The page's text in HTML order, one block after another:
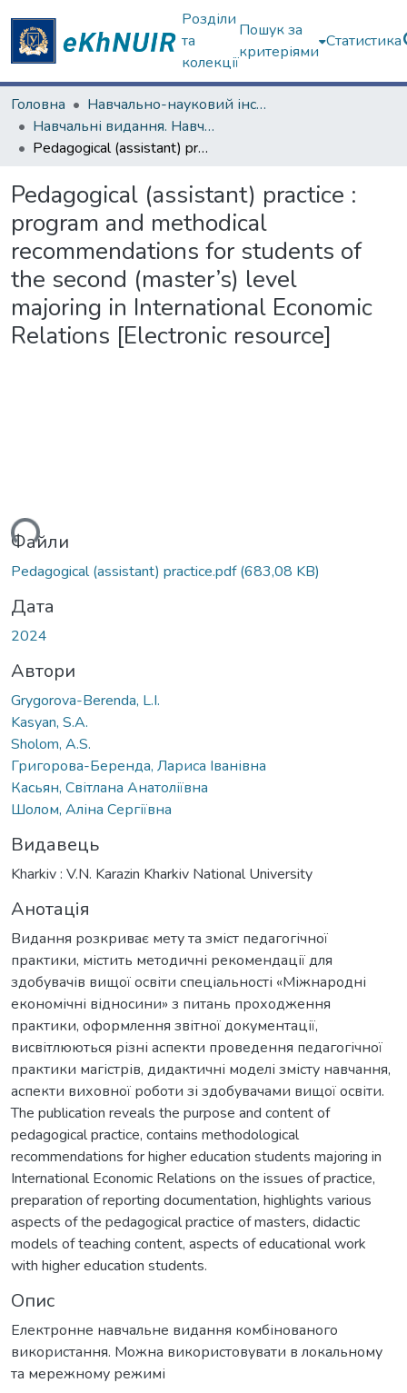
Розділи
та
колекції
Пошук за
критеріями
Статистика
Головна
Навчально-науковий інститут "Каразінський інститут міжнародних відносин та туристичного бізнесу"
Навчальні видання. Навчально-науковий інститут "Каразінський інститут міжнародних відносин та туристичного бізнесу"
Pedagogical (assistant) practice : program and methodical recommendations for students of the second (master’s) level majoring in International Economic Relations [Electronic resource]
Pedagogical (assistant) practice :
program and methodical
recommendations for students of
the second (master’s) level
majoring in International Economic
Relations [Electronic resource]
Файли
Pedagogical (assistant) practice.pdf(683,08 KB)
Дата
2024
Автори
Grygorova-Berenda, L.I.
Kasyan, S.A.
Sholom, A.S.
Григорова-Беренда, Лариса Іванівна
Касьян, Світлана Анатоліївна
Шолом, Аліна Сергіївна
Видавець
Kharkiv : V.N. Karazin Kharkiv National University
Анотація
Видання розкриває мету та зміст педагогічної
практики, містить методичні рекомендації для
здобувачів вищої освіти спеціальності «Міжнародні
економічні відносини» з питань проходження
практики, оформлення звітної документації,
висвітлюються різні аспекти проведення педагогічної
практики магістрів, дидактичні моделі змісту навчання,
аспекти виховної роботи зі здобувачами вищої освіти.
The publication reveals the purpose and content of
pedagogical practice, contains methodological
recommendations for higher education students majoring in
International Economic Relations on the issues of practice,
preparation of reporting documentation, highlights various
aspects of the pedagogical practice of masters, didactic
models of teaching content, aspects of educational work
with higher education students.
Опис
Електронне навчальне видання комбінованого
використання. Можна використовувати в локальному
та мережному режимі